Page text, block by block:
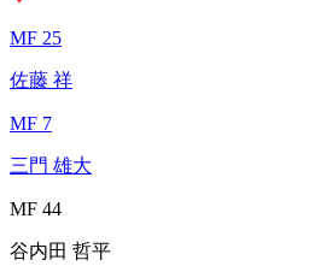
MF 25
佐藤 祥
MF 7
三門 雄大
MF 44
谷内田 哲平